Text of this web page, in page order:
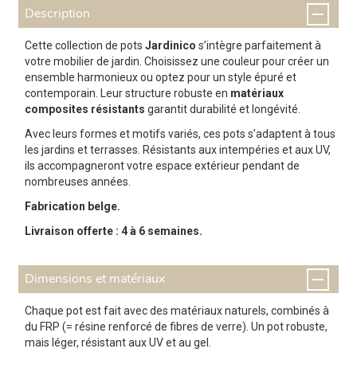
Description
Cette collection de pots Jardinico s’intègre parfaitement à
votre mobilier de jardin. Choisissez une couleur pour créer un
ensemble harmonieux ou optez pour un style épuré et
contemporain. Leur structure robuste en matériaux
composites résistants garantit durabilité et longévité.
Avec leurs formes et motifs variés, ces pots s’adaptent à tous
les jardins et terrasses. Résistants aux intempéries et aux UV,
ils accompagneront votre espace extérieur pendant de
nombreuses années.
Fabrication belge.
Livraison offerte : 4 à 6 semaines.
Dimensions et matériaux
Chaque pot est fait avec des matériaux naturels, combinés à
du FRP (= résine renforcé de fibres de verre). Un pot robuste,
mais léger, résistant aux UV et au gel.